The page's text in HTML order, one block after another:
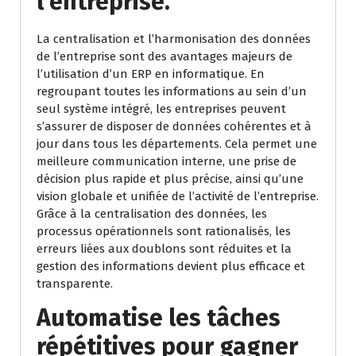
La centralisation et l’harmonisation des données
de l’entreprise sont des avantages majeurs de
l’utilisation d’un ERP en informatique. En
regroupant toutes les informations au sein d’un
seul système intégré, les entreprises peuvent
s’assurer de disposer de données cohérentes et à
jour dans tous les départements. Cela permet une
meilleure communication interne, une prise de
décision plus rapide et plus précise, ainsi qu’une
vision globale et unifiée de l’activité de l’entreprise.
Grâce à la centralisation des données, les
processus opérationnels sont rationalisés, les
erreurs liées aux doublons sont réduites et la
gestion des informations devient plus efficace et
transparente.
Automatise les tâches
répétitives pour gagner